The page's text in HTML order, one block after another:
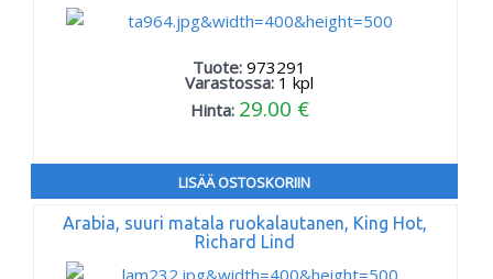
Tuote:973291
Varastossa: 1 kpl
Hinta: 29.00 €
LISÄÄ OSTOSKORIIN
Arabia, suuri matala ruokalautanen, King Hot,
Richard Lind